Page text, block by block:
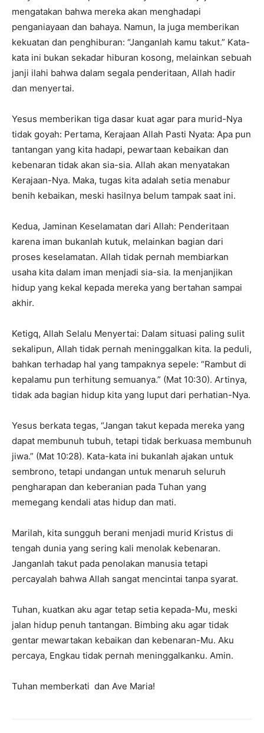
mengatakan bahwa mereka akan menghadapi
penganiayaan dan bahaya. Namun, Ia juga memberikan
kekuatan dan penghiburan: “Janganlah kamu takut.” Kata-
kata ini bukan sekadar hiburan kosong, melainkan sebuah
janji ilahi bahwa dalam segala penderitaan, Allah hadir
dan menyertai.
Yesus memberikan tiga dasar kuat agar para murid-Nya
tidak goyah: Pertama, Kerajaan Allah Pasti Nyata: Apa pun
tantangan yang kita hadapi, pewartaan kebaikan dan
kebenaran tidak akan sia-sia. Allah akan menyatakan
Kerajaan-Nya. Maka, tugas kita adalah setia menabur
benih kebaikan, meski hasilnya belum tampak saat ini.
Kedua, Jaminan Keselamatan dari Allah: Penderitaan
karena iman bukanlah kutuk, melainkan bagian dari
proses keselamatan. Allah tidak pernah membiarkan
usaha kita dalam iman menjadi sia-sia. Ia menjanjikan
hidup yang kekal kepada mereka yang bertahan sampai
akhir.
Ketigq, Allah Selalu Menyertai: Dalam situasi paling sulit
sekalipun, Allah tidak pernah meninggalkan kita. Ia peduli,
bahkan terhadap hal yang tampaknya sepele: “Rambut di
kepalamu pun terhitung semuanya.” (Mat 10:30). Artinya,
tidak ada bagian hidup kita yang luput dari perhatian-Nya.
Yesus berkata tegas, “Jangan takut kepada mereka yang
dapat membunuh tubuh, tetapi tidak berkuasa membunuh
jiwa.” (Mat 10:28). Kata-kata ini bukanlah ajakan untuk
sembrono, tetapi undangan untuk menaruh seluruh
pengharapan dan keberanian pada Tuhan yang
memegang kendali atas hidup dan mati.
Marilah, kita sungguh berani menjadi murid Kristus di
tengah dunia yang sering kali menolak kebenaran.
Janganlah takut pada penolakan manusia tetapi
percayalah bahwa Allah sangat mencintai tanpa syarat.
Tuhan, kuatkan aku agar tetap setia kepada-Mu, meski
jalan hidup penuh tantangan. Bimbing aku agar tidak
gentar mewartakan kebaikan dan kebenaran-Mu. Aku
percaya, Engkau tidak pernah meninggalkanku. Amin.
Tuhan memberkati dan Ave Maria!